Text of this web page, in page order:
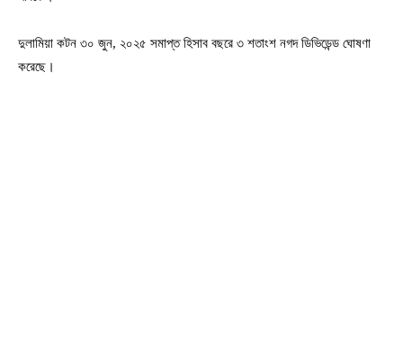
দুলামিয়া কটন ৩০ জুন, ২০২৫ সমাপ্ত হিসাব বছরে ৩ শতাংশ নগদ ডিভিডেন্ড ঘোষণা
করেছে।